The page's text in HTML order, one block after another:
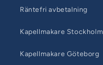
Räntefri avbetalning
Kapellmakare Stockholm
Kapellmakare Göteborg